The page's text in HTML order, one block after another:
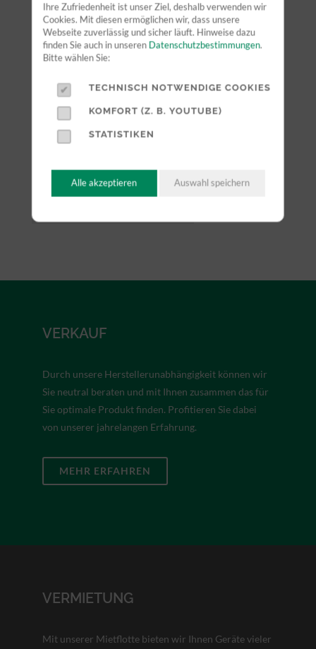
VERKAUF
Durch unsere Herstellerunabhängigkeit können wir
Sie neutral beraten und mit Ihnen zusammen das für
Sie optimale Produkt finden. Profitieren Sie dabei
von unserer jahrelangen Erfahrung.
MEHR ERFAHREN
VERMIETUNG
Mit unserer Mietflotte bieten wir Ihnen Geräte vieler
Ihre Zufriedenheit ist unser Ziel, deshalb verwenden wir
Cookies. Mit diesen ermöglichen wir, dass unsere
Webseite zuverlässig und sicher läuft. Hinweise dazu
finden Sie auch in unseren Datenschutzbestimmungen.
Bitte wählen Sie:
TECHNISCH NOTWENDIGE COOKIES
KOMFORT (Z. B. YOUTUBE)
STATISTIKEN
Alle akzeptieren Auswahl speichern